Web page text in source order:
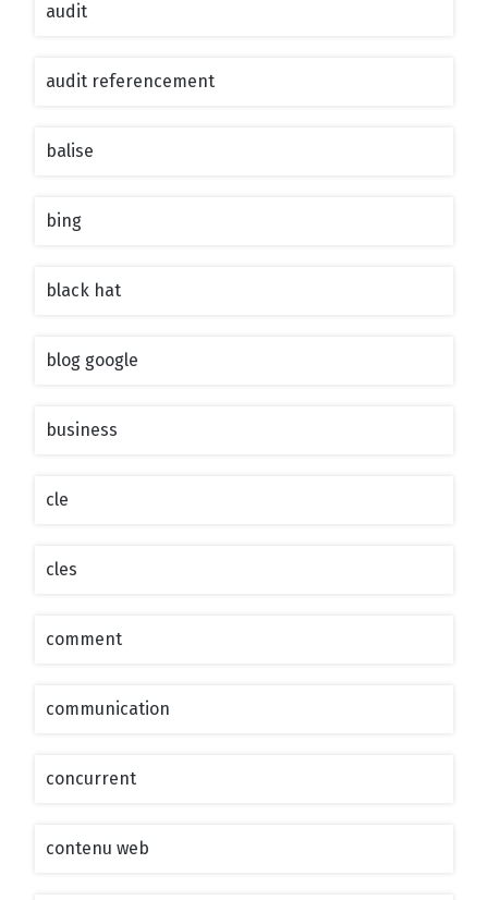
audit
audit referencement
balise
bing
black hat
blog google
business
cle
cles
comment
communication
concurrent
contenu web